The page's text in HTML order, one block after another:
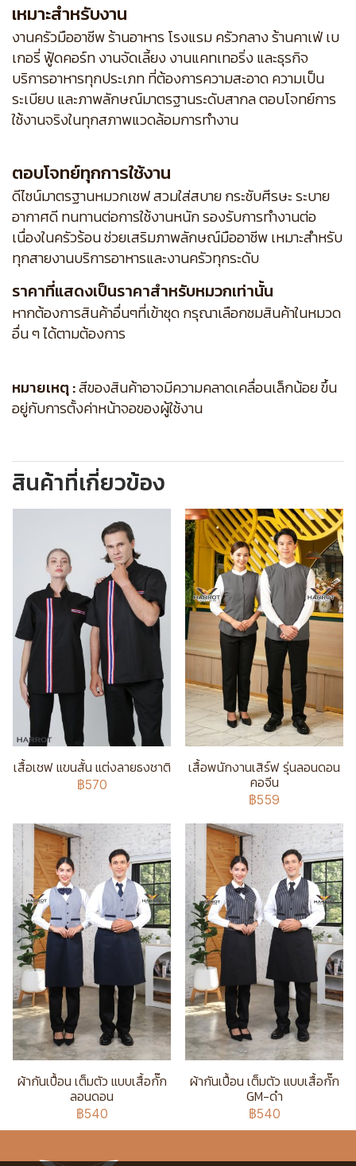
เหมาะสำหรับงาน
งานครัวมืออาชีพ ร้านอาหาร โรงแรม ครัวกลาง ร้านคาเฟ่ เบ
เกอรี่ ฟู้ดคอร์ท งานจัดเลี้ยง งานแคทเทอริ่ง และธุรกิจ
บริการอาหารทุกประเภท ที่ต้องการความสะอาด ความเป็น
ระเบียบ และภาพลักษณ์มาตรฐานระดับสากล ตอบโจทย์การ
ใช้งานจริงในทุกสภาพแวดล้อมการทำงาน
ตอบโจทย์ทุกการใช้งาน
ดีไซน์มาตรฐานหมวกเชฟ สวมใส่สบาย กระชับศีรษะ ระบาย
อากาศดี ทนทานต่อการใช้งานหนัก รองรับการทำงานต่อ
เนื่องในครัวร้อน ช่วยเสริมภาพลักษณ์มืออาชีพ เหมาะสำหรับ
ทุกสายงานบริการอาหารและงานครัวทุกระดับ
ราคาที่แสดงเป็นราคาสำหรับหมวกเท่านั้น
หากต้องการสินค้าอื่นๆที่เข้าชุด กรุณาเลือกชมสินค้าในหมวด
อื่น ๆ ได้ตามต้องการ
หมายเหตุ :สีของสินค้าอาจมีความคลาดเคลื่อนเล็กน้อย ขึ้น
อยู่กับการตั้งค่าหน้าจอของผู้ใช้งาน
สินค้าที่เกี่ยวข้อง
เสื้อเชฟ แขนสั้น แต่งลายธงชาติ
฿570
เสื้อพนักงานเสิร์ฟ รุ่นลอนดอน
คอจีน
฿559
ผ้ากันเปื้อน เต็มตัว แบบเสื้อกั๊ก
ลอนดอน
฿540
ผ้ากันเปื้อน เต็มตัว แบบเสื้อกั๊ก
GM-ดำ
฿540